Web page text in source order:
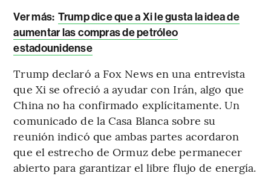
Ver más: Trump dice que a Xi le gusta la idea de
aumentar las compras de petróleo
estadounidense
Trump declaró a Fox News en una entrevista
que Xi se ofreció a ayudar con Irán, algo que
China no ha confirmado explícitamente. Un
comunicado de la Casa Blanca sobre su
reunión indicó que ambas partes acordaron
que el estrecho de Ormuz debe permanecer
abierto para garantizar el libre flujo de energía.